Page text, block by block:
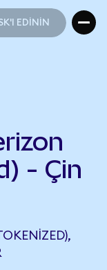
EDİNİN
- Çin